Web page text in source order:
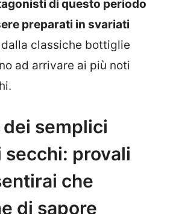
di questo periodo
preparati in svariati
classiche bottiglie
ad arrivare ai più noti
dei semplici
secchi: provali
che
di sapore